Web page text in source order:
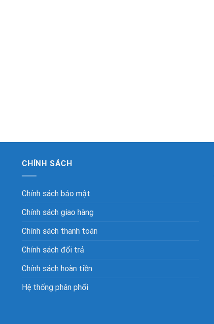
CHÍNH SÁCH
Chính sách bảo mật
Chính sách giao hàng
Chính sách thanh toán
Chính sách đổi trả
Chính sách hoàn tiền
Hệ thống phân phối